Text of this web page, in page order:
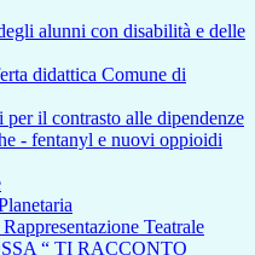
alunni con disabilità e delle
didattica Comune di
per il contrasto alle dipendenze
- fentanyl e nuovi oppioidi
Teatrale
“ TI RACCONTO